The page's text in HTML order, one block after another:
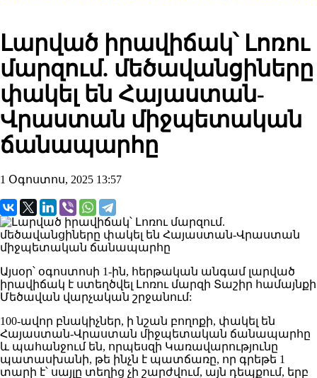
Լարված իրավիճակ՝ Լոռու
մարզում. մեծավանցիները
փակել են Հայաստան-
Վրաստան միջպետական
ճանապարհը
1 Օգոստոս, 2025 13:57
Այսօր՝ օգոստոսի 1-ին, հերթական անգամ լարված
իրավիճակ է ստեղծվել Լոռու մարզի Տաշիր համայնքի
Մեծավան վարչական շրջանում:
100-ավոր բնակիչներ, ի նշան բողոքի, փակել են
Հայաստան-Վրաստան միջպետական ճանապարհը
և պահանջում են, որպեսզի Կառավարությունը
պատասխանի, թե ինչն է պատճառը, որ գրեթե 1
տարի է՝ սայլը տեղից չի շարժվում, այն դեպքում, երբ